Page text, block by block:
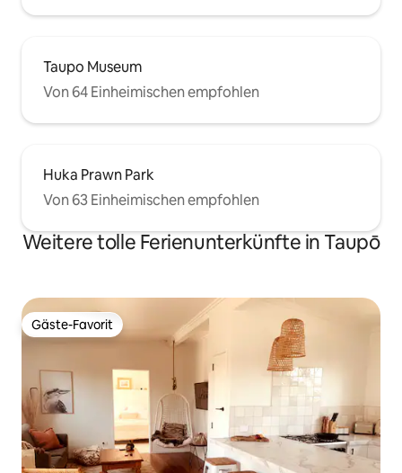
Taupo Museum
Von 64 Einheimischen empfohlen
Huka Prawn Park
Von 63 Einheimischen empfohlen
Weitere tolle Ferienunterkünfte in Taupō
Gäste-Favorit
Gäste-Favorit